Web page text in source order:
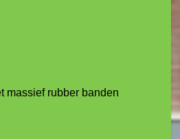
massief rubber banden